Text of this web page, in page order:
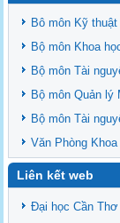
Bô môn Kỹ
Bộ môn Khoa
Bộ môn Tài
Bộ môn Quản lý
Bộ môn Tài
Văn Phòng Khoa
Liên kết web
Đại học Cần Thơ